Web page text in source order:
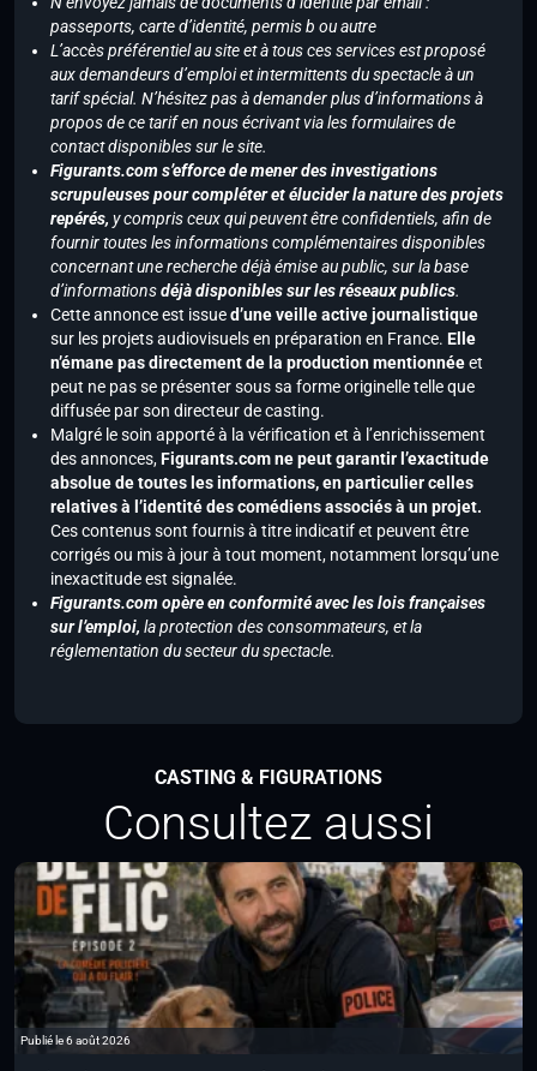
passeports, carte d’identité, permis b ou autre
L’accès préférentiel au site et à tous ces services est proposé
aux demandeurs d’emploi et intermittents du spectacle à un
tarif spécial. N’hésitez pas à demander plus d’informations à
propos de ce tarif en nous écrivant via les formulaires de
contact disponibles sur le site.
Figurants.com s’efforce de mener des investigations
scrupuleuses pour compléter et élucider la nature des projets
repérés, y compris ceux qui peuvent être confidentiels, afin de
fournir toutes les informations complémentaires disponibles
concernant une recherche déjà émise au public, sur la base
d’informationsdéjà disponibles sur les réseaux publics.
Cette annonce est issued’une veille active journalistique
sur les projets audiovisuels en préparation en France. Elle
n’émane pas directement de la production mentionnéeet
peut ne pas se présenter sous sa forme originelle telle que
diffusée par son directeur de casting.
Malgré le soin apporté à la vérification et à l’enrichissement
des annonces,Figurants.com ne peut garantir l’exactitude
absolue de toutes les informations, en particulier celles
relatives à l’identité des comédiens associés à un projet.
Ces contenus sont fournis à titre indicatif et peuvent être
corrigés ou mis à jour à tout moment, notamment lorsqu’une
inexactitude est signalée.
Figurants.com opère en conformité avec les lois françaises
sur l’emploi, la protection des consommateurs, et la
réglementation du secteur du spectacle.
CASTING & FIGURATIONS
Consultez aussi
Publié le 6 août 2026